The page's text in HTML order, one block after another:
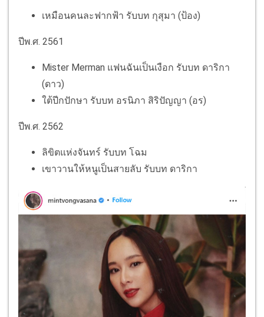
เหมือนคนละฟากฟ้า รับบท กุสุมา (ป้อง)
ปีพ.ศ. 2561
Mister Merman แฟนฉันเป็นเงือก รับบท ดาริกา
(ดาว)
ใต้ปีกปักษา รับบท อรนิภา สิริปัญญา (อร)
ปีพ.ศ. 2562
ลิขิตแห่งจันทร์ รับบท โฉม
เขาวานให้หนูเป็นสายลับ รับบท ดาริกา